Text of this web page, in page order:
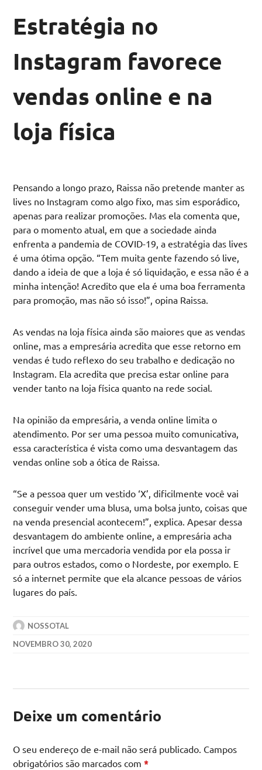
Estratégia no
Instagram favorece
vendas online e na
loja física
Pensando a longo prazo, Raissa não pretende manter as
lives no Instagram como algo fixo, mas sim esporádico,
apenas para realizar promoções. Mas ela comenta que,
para o momento atual, em que a sociedade ainda
enfrenta a pandemia de COVID-19, a estratégia das lives
é uma ótima opção. “Tem muita gente fazendo só live,
dando a ideia de que a loja é só liquidação, e essa não é a
minha intenção! Acredito que ela é uma boa ferramenta
para promoção, mas não só isso!”, opina Raissa.
As vendas na loja física ainda são maiores que as vendas
online, mas a empresária acredita que esse retorno em
vendas é tudo reflexo do seu trabalho e dedicação no
Instagram. Ela acredita que precisa estar online para
vender tanto na loja física quanto na rede social.
Na opinião da empresária, a venda online limita o
atendimento. Por ser uma pessoa muito comunicativa,
essa característica é vista como uma desvantagem das
vendas online sob a ótica de Raissa.
“Se a pessoa quer um vestido ‘X’, dificilmente você vai
conseguir vender uma blusa, uma bolsa junto, coisas que
na venda presencial acontecem!”, explica. Apesar dessa
desvantagem do ambiente online, a empresária acha
incrível que uma mercadoria vendida por ela possa ir
para outros estados, como o Nordeste, por exemplo. E
só a internet permite que ela alcance pessoas de vários
lugares do país.
NOSSOTAL
NOVEMBRO 30, 2020
Deixe um comentário
O seu endereço de e-mail não será publicado. Campos
obrigatórios são marcados com*